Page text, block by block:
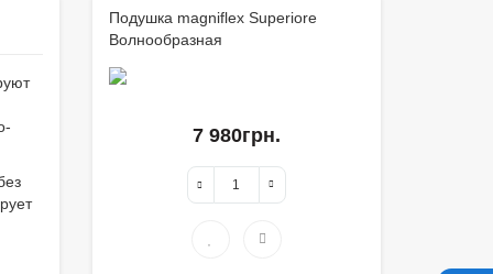
Подушка magniflex Superiore
Волнообразная
7 980грн.